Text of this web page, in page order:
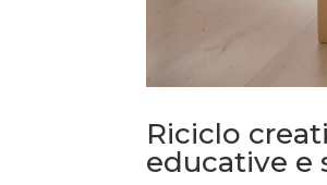
Riciclo
educative e